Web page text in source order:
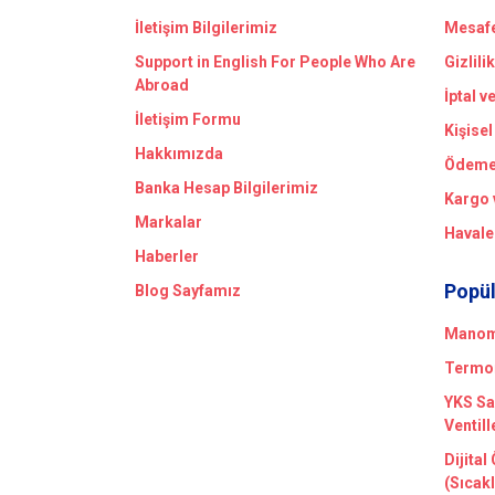
İletişim Bilgilerimiz
Support in English For People Who Are
Abroad
İletişim Formu
Hakkımızda
Banka Hesap Bilgilerimiz
Markalar
Haberler
Blog Sayfamız
İptal
Kargo
YKS
Dijital